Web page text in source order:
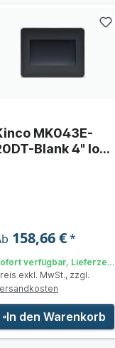
MK043E-
Blank 4" IoT
158,66 €*
verfügbar, Lieferzeit:
bis 5 Tage
exkl. MwSt., zzgl.
In den Warenkorb